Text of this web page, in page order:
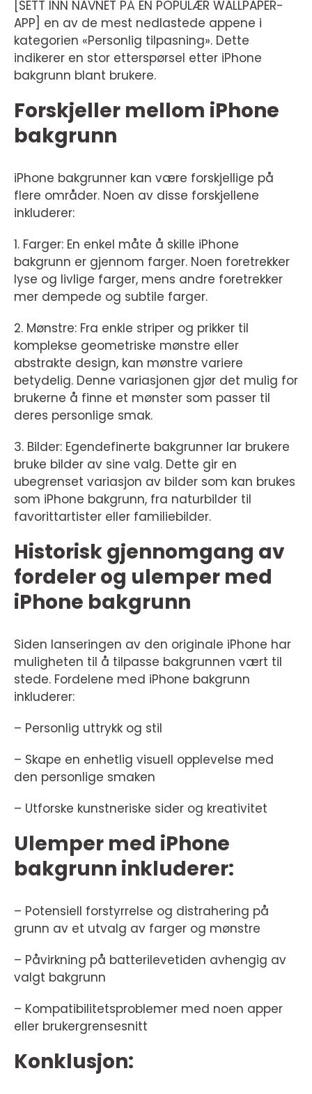
[SETT INN NAVNET PÅ EN POPULÆR WALLPAPER-
APP] en av de mest nedlastede appene i
kategorien «Personlig tilpasning». Dette
indikerer en stor etterspørsel etter iPhone
bakgrunn blant brukere.
Forskjeller mellom iPhone
bakgrunn
iPhone bakgrunner kan være forskjellige på
flere områder. Noen av disse forskjellene
inkluderer:
1. Farger: En enkel måte å skille iPhone
bakgrunn er gjennom farger. Noen foretrekker
lyse og livlige farger, mens andre foretrekker
mer dempede og subtile farger.
2. Mønstre: Fra enkle striper og prikker til
komplekse geometriske mønstre eller
abstrakte design, kan mønstre variere
betydelig. Denne variasjonen gjør det mulig for
brukerne å finne et mønster som passer til
deres personlige smak.
3. Bilder: Egendefinerte bakgrunner lar brukere
bruke bilder av sine valg. Dette gir en
ubegrenset variasjon av bilder som kan brukes
som iPhone bakgrunn, fra naturbilder til
favorittartister eller familiebilder.
Historisk gjennomgang av
fordeler og ulemper med
iPhone bakgrunn
Siden lanseringen av den originale iPhone har
muligheten til å tilpasse bakgrunnen vært til
stede. Fordelene med iPhone bakgrunn
inkluderer:
– Personlig uttrykk og stil
– Skape en enhetlig visuell opplevelse med
den personlige smaken
– Utforske kunstneriske sider og kreativitet
Ulemper med iPhone
bakgrunn inkluderer:
– Potensiell forstyrrelse og distrahering på
grunn av et utvalg av farger og mønstre
– Påvirkning på batterilevetiden avhengig av
valgt bakgrunn
– Kompatibilitetsproblemer med noen apper
eller brukergrensesnitt
Konklusjon: